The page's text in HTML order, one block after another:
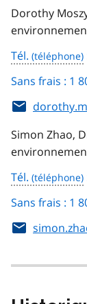
Dorothy
Tél.
Sans frais : 1
Simon Zhao,
Tél.
Sans frais : 1